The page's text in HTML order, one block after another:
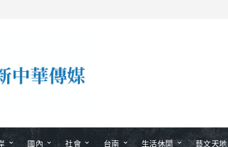
國內 社會 台南 生活休閒 藝文天地